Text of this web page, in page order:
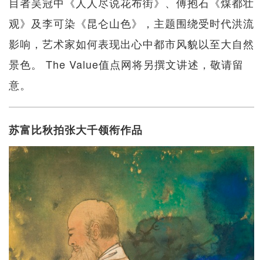
观》及李可染《昆仑山色》，主题围绕受时代洪流
影响，艺术家如何表现出心中都市风貌以至大自然
景色。 The Value值点网将另撰文讲述，敬请留
意。
苏富比秋拍张大千领衔作品